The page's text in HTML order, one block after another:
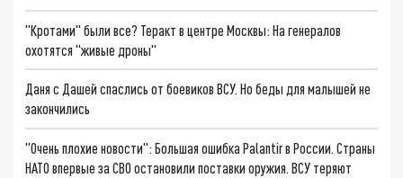
"Кротами" были все? Теракт в центре Москвы: На генералов
охотятся "живые дроны"
Даня с Дашей спаслись от боевиков ВСУ. Но беды для малышей не
закончились
"Очень плохие новости": Большая ошибка Palantir в России. Страны
НАТО впервые за СВО остановили поставки оружия. ВСУ теряют